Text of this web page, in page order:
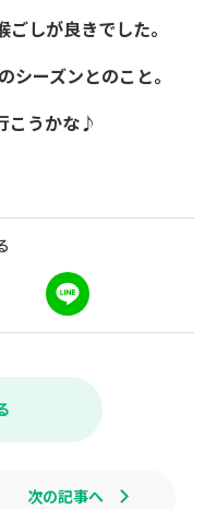
しが良きでした。
シーズンとのこと。
こうかな♪
i
e
次の記事へ